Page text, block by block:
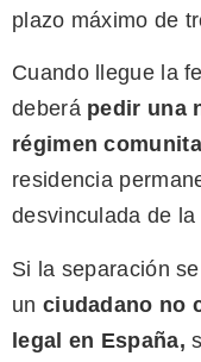
plazo máximo de
Cuando llegue la
deberápedir una
régimen
residencia
desvinculada de la
Si la separación
un ciudadano no
legal en España,